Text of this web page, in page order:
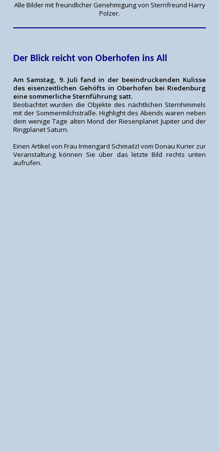
Alle Bilder mit freundlicher Genehmigung von Sternfreund Harry
Polzer.
Der Blick reicht von Oberhofen ins All
Am Samstag, 9. Juli fand in der beeindruckenden Kulisse
des eisenzeitlichen Gehöfts in Oberhofen bei Riedenburg
eine sommerliche Sternführung satt.
Beobachtet wurden die Objekte des nächtlichen Sternhimmels
mit der Sommermilchstraße. Highlight des Abends waren neben
dem wenige Tage alten Mond der Riesenplanet Jupiter und der
Ringplanet Saturn.
Einen Artikel von Frau Irmengard Schmailzl vom Donau Kurier zur
Veranstaltung können Sie über das letzte Bild rechts unten
aufrufen.